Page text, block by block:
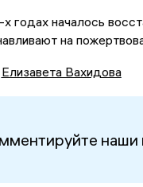
годах началось
на
Елизавета Вахидова
наши